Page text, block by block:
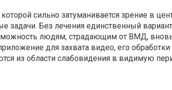
сильно затуманивается зрение в
Без лечения единственный
людям, страдающим от ВМД,
для захвата видео, его
из области слабовидения в видимую